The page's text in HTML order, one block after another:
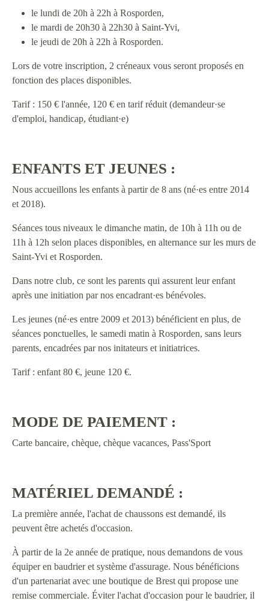
le lundi de 20h à 22h à Rosporden,
le mardi de 20h30 à 22h30 à Saint-Yvi,
le jeudi de 20h à 22h à Rosporden.
Lors de votre inscription, 2 créneaux vous seront proposés en
fonction des places disponibles.
Tarif : 150 € l'année, 120 € en tarif réduit (demandeur·se
d'emploi, handicap, étudiant·e)
ENFANTS ET JEUNES :
Nous accueillons les enfants à partir de 8 ans (né·es entre 2014
et 2018).
Séances tous niveaux le dimanche matin, de 10h à 11h ou de
11h à 12h selon places disponibles, en alternance sur les murs de
Saint-Yvi et Rosporden.
Dans notre club, ce sont les parents qui assurent leur enfant
après une initiation par nos encadrant·es bénévoles.
Les jeunes (né·es entre 2009 et 2013) bénéficient en plus, de
séances ponctuelles, le samedi matin à Rosporden, sans leurs
parents, encadrées par nos initateurs et initiatrices.
Tarif : enfant 80 €, jeune 120 €.
MODE DE PAIEMENT :
Carte bancaire, chèque, chèque vacances, Pass'Sport
MATÉRIEL DEMANDÉ :
La première année, l'achat de chaussons est demandé, ils
peuvent être achetés d'occasion.
À partir de la 2e année de pratique, nous demandons de vous
équiper en baudrier et système d'assurage. Nous bénéficions
d'un partenariat avec une boutique de Brest qui propose une
remise commerciale. Éviter l'achat d'occasion pour le baudrier, il